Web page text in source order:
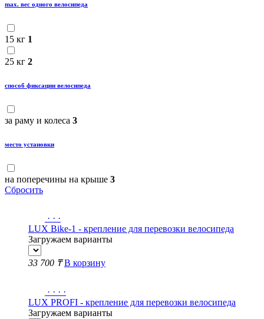
maх. вес одного велосипеда
15 кг 1
25 кг 2
способ фиксации велосипеда
за раму и колеса 3
место установки
на поперечины на крыше 3
Сбросить
· · ·
LUX Bike-1 - крепление для перевозки велосипеда
Загружаем варианты
33 700 ₸ В корзину
· · · ·
LUX PROFI - крепление для перевозки велосипеда
Загружаем варианты